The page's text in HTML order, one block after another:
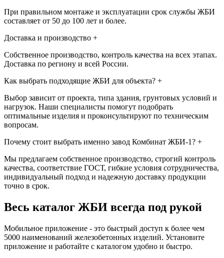
При правильном монтаже и эксплуатации срок службы ЖБИ
составляет от 50 до 100 лет и более.
Доставка и производство +
Собственное производство, контроль качества на всех этапах.
Доставка по региону и всей России.
Как выбрать подходящие ЖБИ для объекта? +
Выбор зависит от проекта, типа здания, грунтовых условий и
нагрузок. Наши специалисты помогут подобрать
оптимальные изделия и проконсультируют по техническим
вопросам.
Почему стоит выбрать именно завод Комбинат ЖБИ-1? +
Мы предлагаем собственное производство, строгий контроль
качества, соответствие ГОСТ, гибкие условия сотрудничества,
индивидуальный подход и надежную доставку продукции
точно в срок.
Весь каталог ЖБИ всегда под рукой
Мобильное приложение - это быстрый доступ к более чем
5000 наименований железобетонных изделий. Установите
приложение и работайте с каталогом удобно и быстро.